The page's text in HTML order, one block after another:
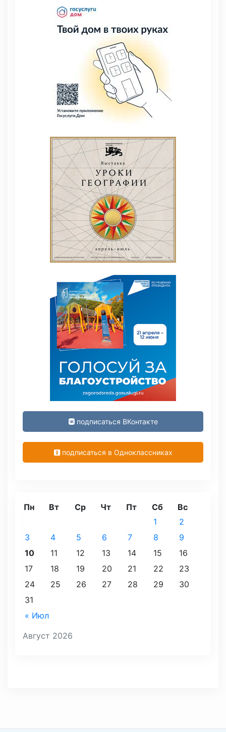
подписаться ВКонтакте
подписаться в Одноклассниках
Август 2026
Пн Вт Ср Чт Пт Сб Вс
« Июл
1
2
3
4 5 6 7 8
9
10
11 12 13 14 15
16
17
18 19 20 21 22
23
24
25 26 27 28 29
30
31